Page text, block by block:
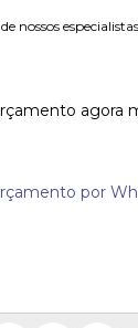
nossos
agora
por